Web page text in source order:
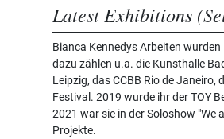
Latest Exhibitions
Bianca Kennedys Arbeiten
dazu zählen u.a. die Kunsthalle
Leipzig, das CCBB Rio de
Festival. 2019 wurde ihr der TOY
2021 war sie in der Soloshow "We
Projekte.